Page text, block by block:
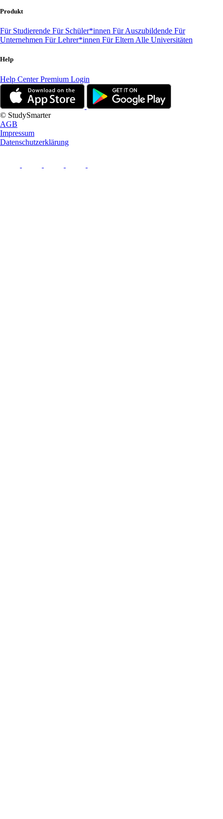
Produkt
Für Studierende Für Schüler*innen Für Auszubildende Für
Unternehmen Für Lehrer*innen Für Eltern Alle Universitäten
Help
Help CenterPremium Login
© StudySmarter
AGB
Impressum
Datenschutzerklärung